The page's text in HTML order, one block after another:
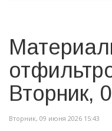
Вторник,
Вторник, 09 июня 2026 15:43